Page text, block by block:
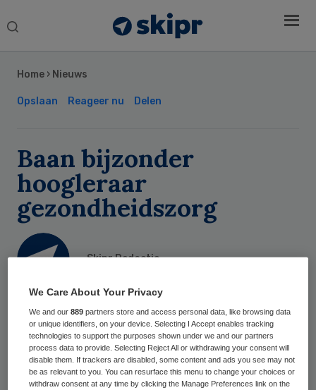
Search
Home › Nieuws
Opslaan Reageer nu Delen
Baan bijzonder
hoogleraar
gezondheidszorg
Skipr Redactie
29 juli 2014 , 12:40
38 keer gelezen
Caroline Baan wordt met ingang van 1
september benoemd tot bijzonder
Sidebar
We Care About Your Privacy
We and our889 partners store and access personal data, like browsing data
or unique identifiers, on your device. Selecting I Accept enables tracking
technologies to support the purposes shown under we and our partners
process data to provide. Selecting Reject All or withdrawing your consent will
disable them. If trackers are disabled, some content and ads you see may not
be as relevant to you. You can resurface this menu to change your choices or
withdraw consent at any time by clicking the Manage Preferences link on the